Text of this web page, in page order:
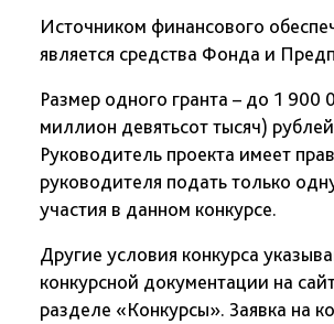
Источником финансового
является средства Фонда и
Размер одного гранта – до 1 900
миллион девятьсот тысяч)
Руководитель проекта имеет
руководителя подать только
участия в данном конкурсе.
Другие условия конкурса
конкурсной документации на
разделе «Конкурсы». Заявка на